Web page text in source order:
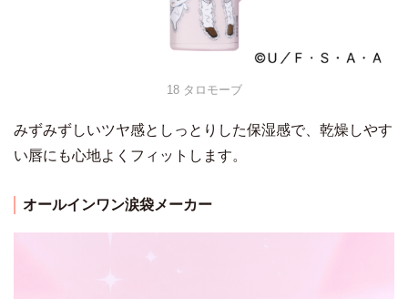
18 タロモーブ
みずみずしいツヤ感としっとりした保湿感で、乾燥しやす
い唇にも心地よくフィットします。
オールインワン涙袋メーカー